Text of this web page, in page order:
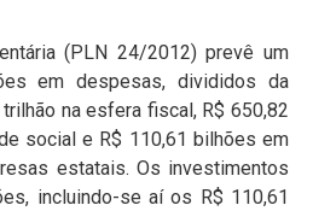
(PLN 24/2012) prevê um
em despesas, divididos da
na esfera fiscal, R$ 650,82
social e R$ 110,61 bilhões em
estatais. Os investimentos
incluindo-se aí os R$ 110,61